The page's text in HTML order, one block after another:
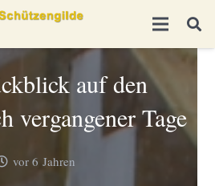
auf den
vergangener Tage
vor 6 Jahren